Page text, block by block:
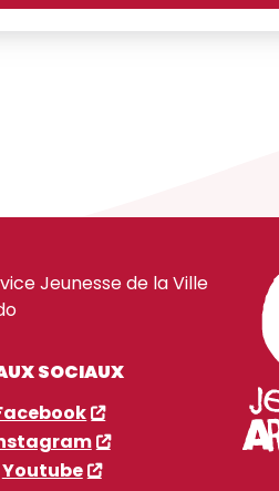
Jeunesse de la Ville
SOCIAUX
Youtube